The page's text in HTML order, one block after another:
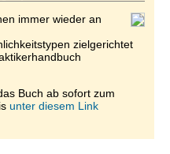
immer wieder an
zielgerichtet
Buch ab sofort zum
unter diesem Link